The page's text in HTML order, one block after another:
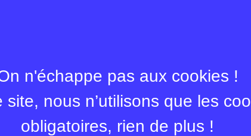
n'échappe pas aux cookies !
site, nous n’utilisons que les
obligatoires, rien de plus !
(puisse-t-il rester
semble infinie
dans cette